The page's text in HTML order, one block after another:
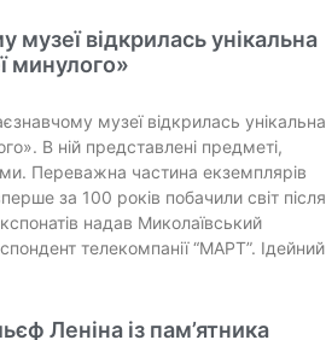
відкрилась унікальна
минулого»
музеї відкрилась унікальна
В ній представлені предметі,
Переважна частина екземплярів
за 100 років побачили світ після
надав Миколаївський
телекомпанії “МАРТ”. Ідейний
Леніна із пам’ятника